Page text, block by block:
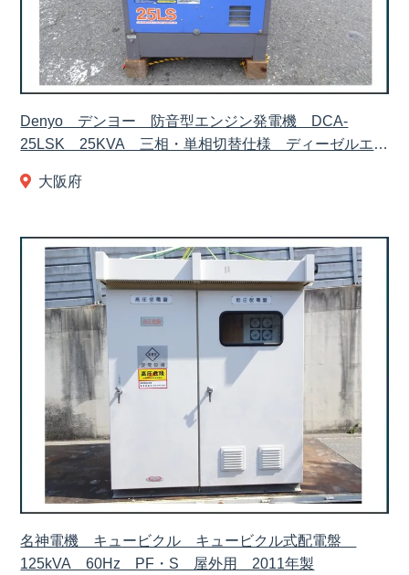
Denyo デンヨー 防音型エンジン発電機 DCA-
25LSK 25KVA 三相・単相切替仕様 ディーゼルエン
大阪府
名神電機 キュービクル キュービクル式配電盤
125kVA 60Hz PF・S 屋外用 2011年製